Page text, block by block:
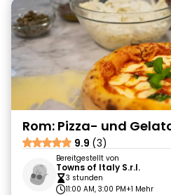
Rom: Pizza- und
9.9 (3)
Bereitgestellt von
Towns of Italy S.r.l.
3 stunden
11:00 AM, 3:00 PM+1 Mehr